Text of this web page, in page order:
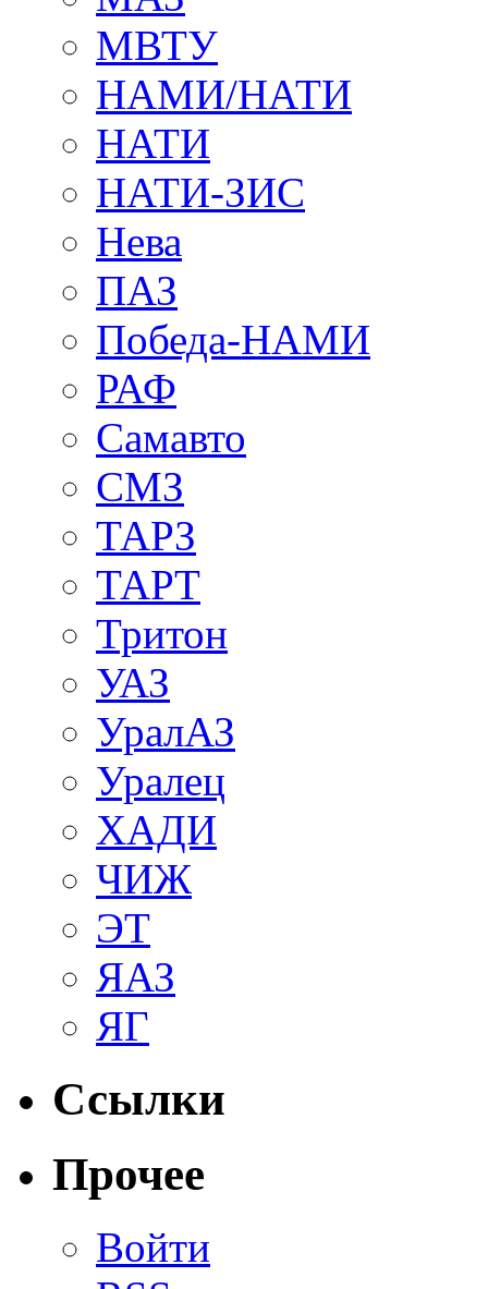
МВТУ
НАМИ/НАТИ
НАТИ
НАТИ-ЗИС
Нева
ПАЗ
Победа-НАМИ
РАФ
Самавто
СМЗ
ТАРЗ
ТАРТ
Тритон
УАЗ
УралАЗ
Уралец
ХАДИ
ЧИЖ
ЭТ
ЯАЗ
ЯГ
Ссылки
Прочее
Войти